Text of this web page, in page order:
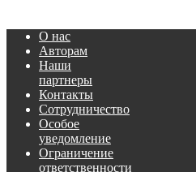
О нас
Авторам
Наши
партнеры
Контакты
Сотрудничество
Особое
уведомление
Ограничение
ответственности